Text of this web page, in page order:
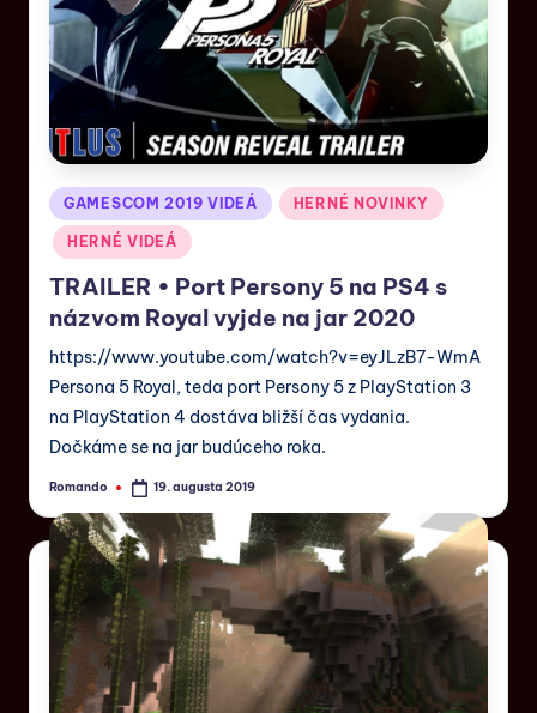
GAMESCOM 2019 VIDEÁ HERNÉ NOVINKY
HERNÉ VIDEÁ
TRAILER • Port Persony 5 na PS4 s
názvom Royal vyjde na jar 2020
https://www.youtube.com/watch?v=eyJLzB7-WmA
Persona 5 Royal, teda port Persony 5 z PlayStation 3
na PlayStation 4 dostáva bližší čas vydania.
Dočkáme se na jar budúceho roka.
Romando 19. augusta 2019